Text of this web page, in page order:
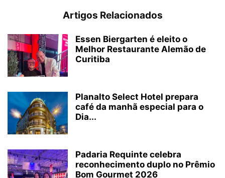
Artigos Relacionados
Essen Biergarten é eleito o
Melhor Restaurante Alemão de
Curitiba
Planalto Select Hotel prepara
café da manhã especial para o
Dia...
Padaria Requinte celebra
reconhecimento duplo no Prêmio
Bom Gourmet 2026